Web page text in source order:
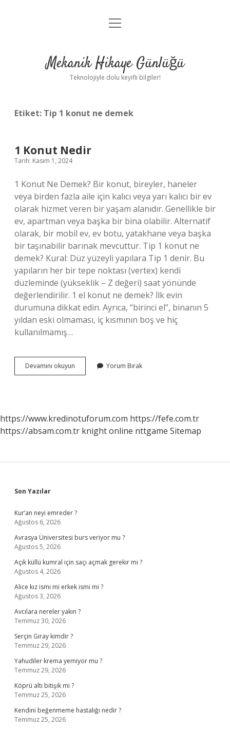
Anasayfa
Yasal Uyarı
menüyü
Mekanik Hikaye Günlüğü
Teknolojiyle dolu keyifli bilgiler!
Etiket: Tip 1 konut ne demek
1 Konut Nedir
Tarih: Kasım 1, 2024
1 Konut Ne Demek? Bir konut, bireyler, haneler
veya birden fazla aile için kalıcı veya yarı kalıcı bir ev
olarak hizmet veren bir yaşam alanıdır. Genellikle bir
ev, apartman veya başka bir bina olabilir. Alternatif
olarak, bir mobil ev, ev botu, yatakhane veya başka
bir taşınabilir barınak mevcuttur. Tip 1 konut ne
demek? Kural: Düz yüzeyli yapılara Tip 1 denir. Bu
yapıların her bir tepe noktası (vertex) kendi
düzleminde (yükseklik – Z değeri) saat yönünde
değerlendirilir. 1 el konut ne demek? İlk evin
durumuna dikkat edin. Ayrıca, “birinci el”, binanın 5
yıldan eski olmaması, iç kısmının boş ve hiç
kullanılmamış…
Devamını okuyun
Konut
Yorum Bırak
https://www.kredinotuforum.com https://fefe.com.tr
https://absam.com.tr knight online nttgame Sitemap
Sidebar
Son Yazılar
Kur’an neyi emreder ?
Ağustos 6, 2026
Avrasya Üniversitesi burs veriyor mu ?
Ağustos 5, 2026
Açık küllü kumral için saçı açmak gerekir mi ?
Ağustos 4, 2026
Alice kız ismi mi erkek ismi mi ?
Ağustos 3, 2026
Avcılara nereler yakın ?
Temmuz 30, 2026
Serçin Giray kimdir ?
Temmuz 29, 2026
Yahudiler krema yemiyor mu ?
Temmuz 29, 2026
Köprü altı bitişik mi ?
Temmuz 25, 2026
Kendini beğenmeme hastalığı nedir ?
Temmuz 25, 2026